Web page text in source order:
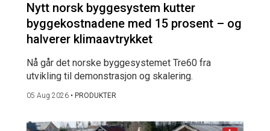
Nytt norsk byggesystem kutter
byggekostnadene med 15 prosent – og
halverer klimaavtrykket
Nå går det norske byggesystemet Tre60 fra
utvikling til demonstrasjon og skalering.
05 Aug 2026 • PRODUKTER